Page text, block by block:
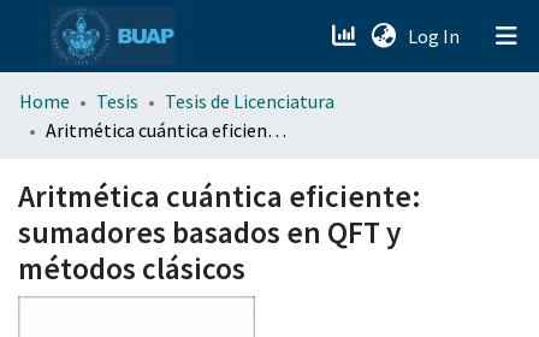
Log In (current)
menu.section.about_menu
Home Tesis
Tesis de Licenciatura
Aritmética cuántica eficiente: sumadores basados en QFT y métodos clásicos
Aritmética cuántica eficiente:
sumadores basados en QFT y
métodos clásicos